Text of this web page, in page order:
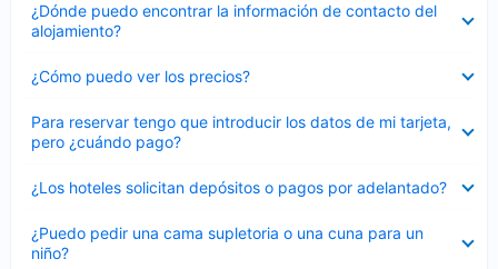
¿Dónde puedo encontrar la información de contacto del
alojamiento?
cerrado
¿Cómo puedo ver los precios?
cerrado
Para reservar tengo que introducir los datos de mi tarjeta,
pero ¿cuándo pago?
cerrado
¿Los hoteles solicitan depósitos o pagos por adelantado?
cerrado
¿Puedo pedir una cama supletoria o una cuna para un
niño?
cerrado